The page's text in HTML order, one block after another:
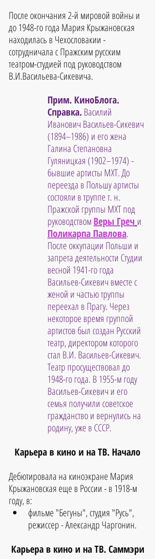
После окончания 2-й мировой войны и
до 1948-го года Мария Крыжановская
находилась в Чехословакии -
сотрудничала с Пражским русским
театром-студией под руководством
В.И.Васильева-Сикевича.
Прим. КиноБлога.
Справка. Василий
Иванович Васильев-Сикевич
(1894–1986) и его жена
Галина Степановна
Гуляницкая (1902–1974) -
бывшие артисты МХТ. До
переезда в Польшу артисты
состояли в труппе т. н.
Пражской группы МХТ под
руководством Веры Греч и
Поликарпа Павлова.
После оккупации Польши и
запрета деятельности Студии
весной 1941-го года
Васильев-Сикевич вместе с
женой и частью труппы
переехал в Прагу. Через
некоторое время группой
артистов был создан Русский
театр, директором которого
стал В.И. Васильев-Сикевич.
Театр просуществовал до
1948-го года. В 1955-м году
Васильев-Сикевич и его
семья получили советское
гражданство и вернулись на
родину, уже в СССР.
Карьера в кино и на ТВ. Начало
Дебютировала на киноэкране Мария
Крыжановская еще в России - в 1918-м
году, в:
фильме "Бегуны", студия "Русь",
режиссер - Александр Чаргонин.
Карьера в кино и на ТВ. Саммэри